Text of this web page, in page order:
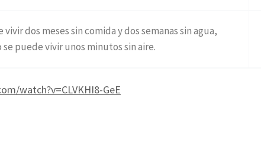
vivir dos meses sin comida y dos semanas sin agua,
se puede vivir unos minutos sin aire.
watch?v=CLVKHI8-GeE